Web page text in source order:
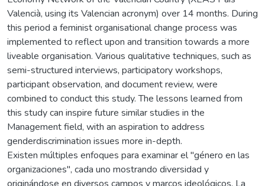
Valencià, using its Valencian acronym) over 14 months. During
this period a feminist organisational change process was
implemented to reflect upon and transition towards a more
liveable organisation. Various qualitative techniques, such as
semi-structured interviews, participatory workshops,
participant observation, and document review, were
combined to conduct this study. The lessons learned from
this study can inspire future similar studies in the
Management field, with an aspiration to address
genderdiscrimination issues more in-depth.
Existen múltiples enfoques para examinar el "género en las
organizaciones", cada uno mostrando diversidad y